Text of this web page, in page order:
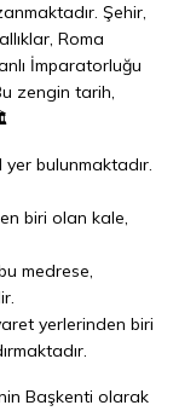
Şehir,
Roma
İmparatorluğu
zengin tarih,
bulunmaktadır.
biri olan kale,
medrese,
yerlerinden biri
Başkenti olarak